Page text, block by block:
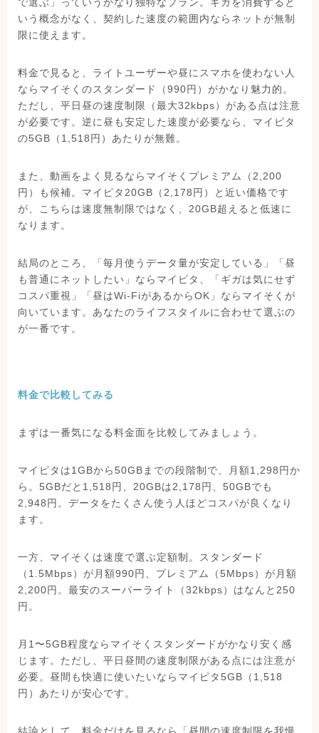
で選ぶ」っていうかなり独特なプラン。ギガを消費すると
いう概念がなく、契約した速度の範囲内ならネットが無制
限に使えます。
料金で見ると、ライトユーザーや昼にスマホを使わない人
ならマイそくのスタンダード（990円）がかなり魅力的。
ただし、平日昼の速度制限（最大32kbps）がある点は注意
が必要です。逆に昼も安定した速度が必要なら、マイピタ
の5GB（1,518円）あたりが無難。
また、動画をよく見るならマイそくプレミアム（2,200
円）も候補。マイピタ20GB（2,178円）と近い価格です
が、こちらは速度無制限ではなく、20GB超えると低速に
なります。
結局のところ、「毎月使うデータ量が安定している」「昼
も普通にネットしたい」ならマイピタ、「ギガは気にせず
コスパ重視」「昼はWi-FiがあるからOK」ならマイそくが
向いています。あなたのライフスタイルに合わせて選ぶの
が一番です。
料金で比較してみる
まずは一番気になる料金面を比較してみましょう。
マイピタは1GBから50GBまでの段階制で、月額1,298円か
ら。5GBだと1,518円、20GBは2,178円、50GBでも
2,948円。データをたくさん使う人ほどコスパが良くなり
ます。
一方、マイそくは速度で選ぶ定額制。スタンダード
（1.5Mbps）が月額990円、プレミアム（5Mbps）が月額
2,200円。最安のスーパーライト（32kbps）はなんと250
円。
月1〜5GB程度ならマイそくスタンダードがかなり安く感
じます。ただし、平日昼間の速度制限がある点には注意が
必要。昼間も快適に使いたいならマイピタ5GB（1,518
円）あたりが安心です。